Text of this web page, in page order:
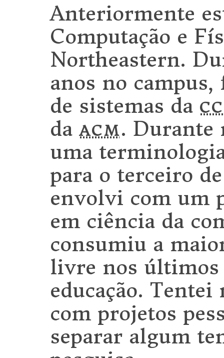
Anteriormente
Computação e
Northeastern.
anos no
de sistemas da
da acm. Durante
uma
para o terceiro
envolvi com um
em ciência da
consumiu a
livre nos últimos
educação.
com projetos
separar algum